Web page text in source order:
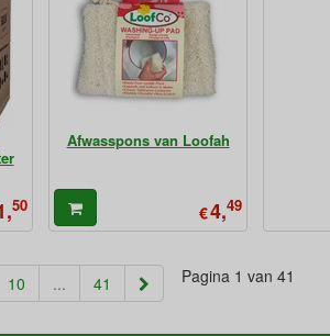
50
Afwasspons van Loofah
€4,49
10 ... 41 Pagina 1 van 41